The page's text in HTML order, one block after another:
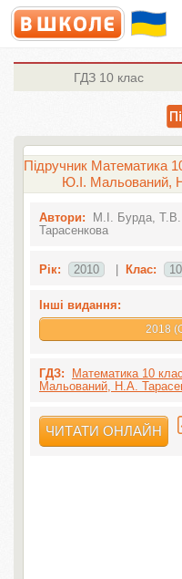
ГДЗ 10 клас
Підручник Математика
Ю.І. Мальований,
Автори:
М.І. Бурда,
Тарасенкова
Рік: 2010 Клас: 10
Інші видання:
2018
ГДЗ:
Математика 10
Мальований, Н.А.
ЧИТАТИ ОНЛАЙН